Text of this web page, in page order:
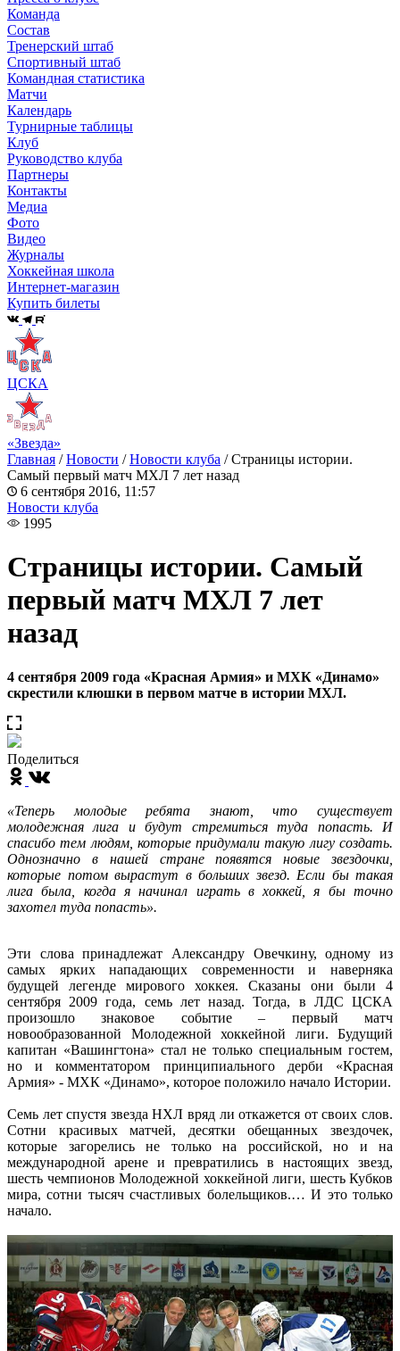
Команда
Состав
Тренерский штаб
Спортивный штаб
Командная статистика
Матчи
Календарь
Турнирные таблицы
Клуб
Руководство клуба
Партнеры
Контакты
Медиа
Фото
Видео
Журналы
Хоккейная школа
Интернет-магазин
Купить билеты
ЦСКА
«Звезда»
Главная /Новости /Новости клуба /Страницы истории.
Самый первый матч МХЛ 7 лет назад
6 сентября 2016, 11:57
Новости клуба
1995
Страницы истории. Самый
первый матч МХЛ 7 лет
назад
4 сентября 2009 года «Красная Армия» и МХК «Динамо»
скрестили клюшки в первом матче в истории МХЛ.
Поделиться
«Теперь молодые ребята знают, что существует
молодежная лига и будут стремиться туда попасть. И
спасибо тем людям, которые придумали такую лигу создать.
Однозначно в нашей стране появятся новые звездочки,
которые потом вырастут в больших звезд. Если бы такая
лига была, когда я начинал играть в хоккей, я бы точно
захотел туда попасть».
Эти слова принадлежат Александру Овечкину, одному из
самых ярких нападающих современности и наверняка
будущей легенде мирового хоккея. Сказаны они были 4
сентября 2009 года, семь лет назад. Тогда, в ЛДС ЦСКА
произошло знаковое событие – первый матч
новообразованной Молодежной хоккейной лиги. Будущий
капитан «Вашингтона» стал не только специальным гостем,
но и комментатором принципиального дерби «Красная
Армия» - МХК «Динамо», которое положило начало Истории.
Семь лет спустя звезда НХЛ вряд ли откажется от своих слов.
Сотни красивых матчей, десятки обещанных звездочек,
которые загорелись не только на российской, но и на
международной арене и превратились в настоящих звезд,
шесть чемпионов Молодежной хоккейной лиги, шесть Кубков
мира, сотни тысяч счастливых болельщиков.… И это только
начало.